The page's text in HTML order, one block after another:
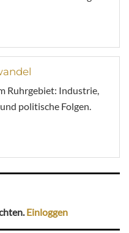
Ruhrgebiet: Industrie,
politische Folgen.
Einloggen